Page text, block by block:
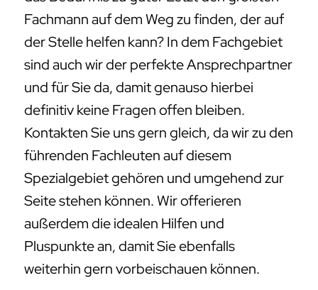
Fachmann auf dem Weg zu finden, der auf
der Stelle helfen kann? In dem Fachgebiet
sind auch wir der perfekte Ansprechpartner
und für Sie da, damit genauso hierbei
definitiv keine Fragen offen bleiben.
Kontakten Sie uns gern gleich, da wir zu den
führenden Fachleuten auf diesem
Spezialgebiet gehören und umgehend zur
Seite stehen können. Wir offerieren
außerdem die idealen Hilfen und
Pluspunkte an, damit Sie ebenfalls
weiterhin gern vorbeischauen können.